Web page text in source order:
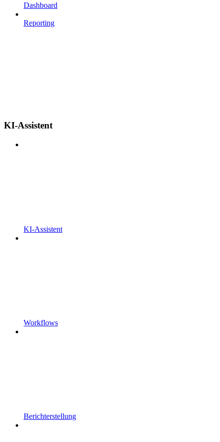
Dashboard
Reporting
KI-Assistent
KI-Assistent
Workflows
Berichterstellung